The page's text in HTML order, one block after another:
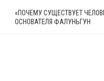
«ПОЧЕМУ СУЩЕСТВУЕТ
ОСНОВАТЕЛЯ ФАЛУНЬГУН